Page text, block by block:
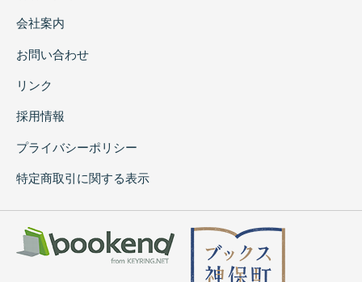
会社案内
お問い合わせ
リンク
採用情報
プライバシーポリシー
特定商取引に関する表示